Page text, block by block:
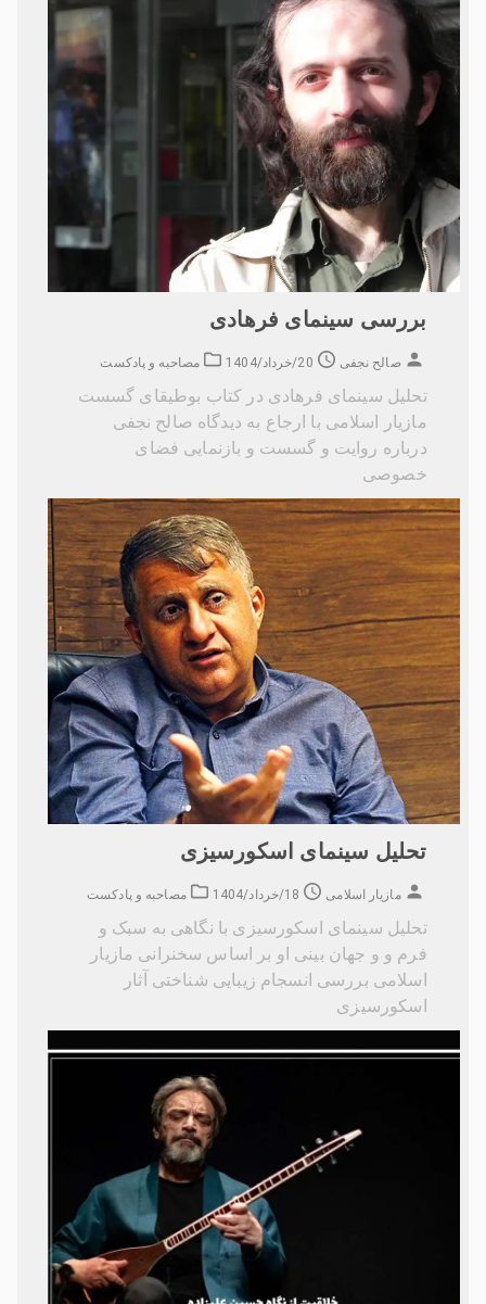
بررسی سینمای فرهادی
صالح نجفی 20/خرداد/1404 مصاحبه و پادکست
تحلیل سینمای فرهادی در کتاب بوطیقای گسست
مازیار اسلامی با ارجاع به دیدگاه صالح نجفی
درباره روایت و گسست و بازنمایی فضای
خصوصی
تحلیل سینمای اسکورسیزی
مازیار اسلامی 18/خرداد/1404 مصاحبه و پادکست
تحلیل سینمای اسکورسیزی با نگاهی به سبک و
فرم و و جهان بینی او بر اساس سخنرانی مازیار
اسلامی بررسی انسجام زیبایی شناختی آثار
اسکورسیزی